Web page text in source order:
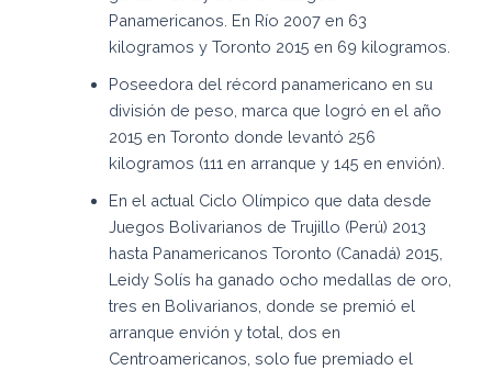
Panamericanos. En Río 2007 en 63
kilogramos y Toronto 2015 en 69 kilogramos.
Poseedora del récord panamericano en su
división de peso, marca que logró en el año
2015 en Toronto donde levantó 256
kilogramos (111 en arranque y 145 en envión).
En el actual Ciclo Olímpico que data desde
Juegos Bolivarianos de Trujillo (Perú) 2013
hasta Panamericanos Toronto (Canadá) 2015,
Leidy Solís ha ganado ocho medallas de oro,
tres en Bolivarianos, donde se premió el
arranque envión y total, dos en
Centroamericanos, solo fue premiado el